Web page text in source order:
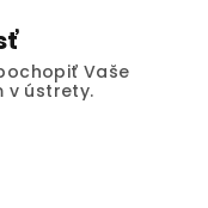
Vaše
v ústrety.